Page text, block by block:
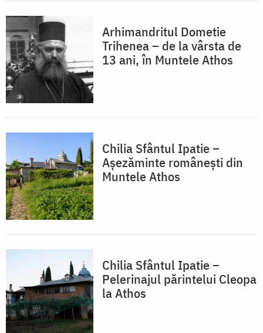
Arhimandritul Dometie
Trihenea – de la vârsta de
13 ani, în Muntele Athos
Chilia Sfântul Ipatie –
Așezăminte românești din
Muntele Athos
Chilia Sfântul Ipatie –
Pelerinajul părintelui Cleopa
la Athos